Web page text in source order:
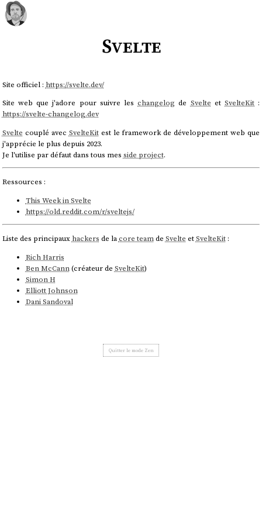
Svelte
Site officiel : https://svelte.dev/
Site web que j'adore pour suivre leschangelog de Svelte etSvelteKit :
https://svelte-changelog.dev
Svelte couplé avec SvelteKitest le framework de développement web que
j'apprécie le plus depuis 2023.
Je l'utilise par défaut dans tous mes side project.
Ressources :
This Week in Svelte
https://old.reddit.com/r/sveltejs/
Liste des principaux hackers de lacore teamde Svelte etSvelteKit:
Rich Harris
Ben McCann(créateur de SvelteKit)
Simon H
Elliott Johnson
Dani Sandoval
Quitter le mode Zen